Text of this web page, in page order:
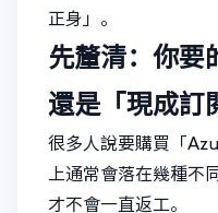
正身」。
先釐清：你要
還是「現成訂
很多人說要購買「
上通常會落在幾種不
才不會一直返工。